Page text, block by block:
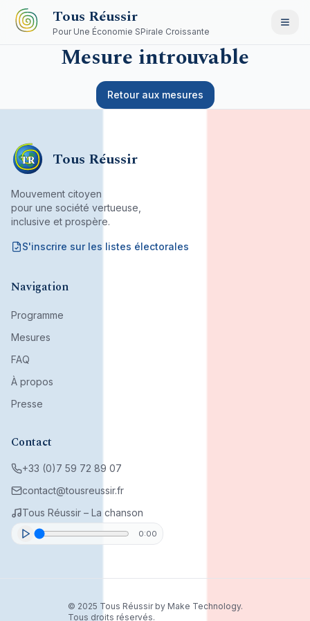
Aller au contenu principal
Tous Réussir
Pour Une Économie SPirale Croissante
Mesure introuvable
Retour aux mesures
TR Tous Réussir
Mouvement citoyen
pour une société vertueuse,
inclusive et prospère.
S'inscrire sur les listes électorales
Navigation
Programme
Mesures
FAQ
À propos
Presse
Contact
+33 (0)7 59 72 89 07
contact@tousreussir.fr
Tous Réussir – La chanson
0:00
© 2025 Tous Réussir by Make Technology.
Tous droits réservés.